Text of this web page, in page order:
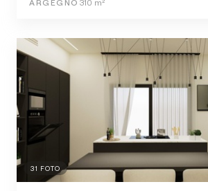
ARGEGNO 310 m²
31 FOTO